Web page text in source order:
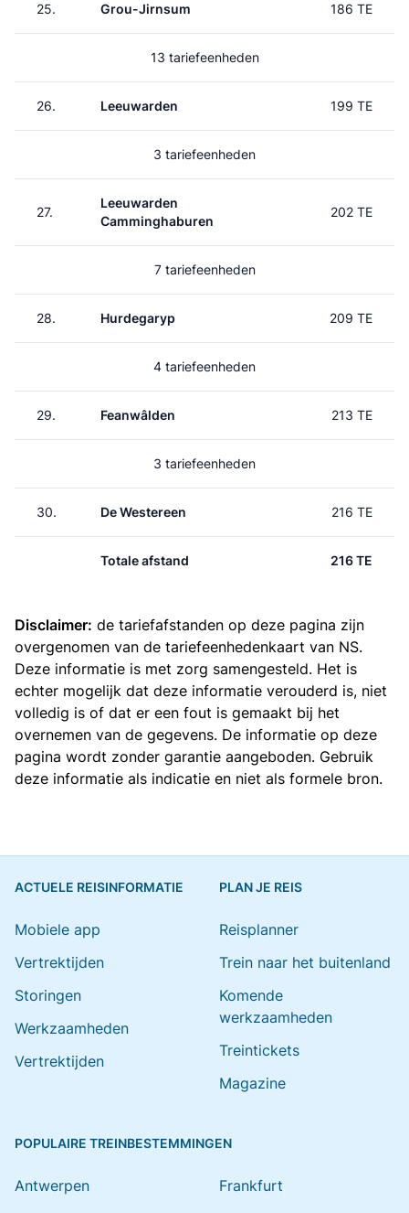
25. Grou-Jirnsum 186 TE
13 tariefeenheden
26. Leeuwarden 199 TE
3 tariefeenheden
27.
Leeuwarden
Camminghaburen
202 TE
7 tariefeenheden
28. Hurdegaryp 209 TE
4 tariefeenheden
29. Feanwâlden 213 TE
3 tariefeenheden
30. De Westereen 216 TE
Totale afstand 216 TE
Disclaimer: de tariefafstanden op deze pagina zijn
overgenomen van de tariefeenhedenkaart van NS.
Deze informatie is met zorg samengesteld. Het is
echter mogelijk dat deze informatie verouderd is, niet
volledig is of dat er een fout is gemaakt bij het
overnemen van de gegevens. De informatie op deze
pagina wordt zonder garantie aangeboden. Gebruik
deze informatie als indicatie en niet als formele bron.
ACTUELE REISINFORMATIE
Mobiele app
Vertrektijden
Storingen
Werkzaamheden
Vertrektijden
PLAN JE REIS
Reisplanner
Trein naar het buitenland
Komende
werkzaamheden
Treintickets
Magazine
POPULAIRE TREINBESTEMMINGEN
Antwerpen
Frankfurt